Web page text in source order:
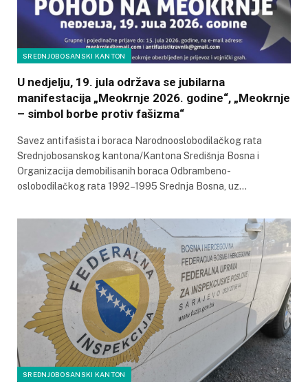
SREDNJOBOSANSKI KANTON
U nedjelju, 19. jula održava se jubilarna
manifestacija „Meokrnje 2026. godine“, „Meokrnje
– simbol borbe protiv fašizma“
Savez antifašista i boraca Narodnooslobodilačkog rata
Srednjobosanskog kantona/Kantona Središnja Bosna i
Organizacija demobilisanih boraca Odbrambeno-
oslobodilačkog rata 1992–1995 Srednja Bosna, uz…
SREDNJOBOSANSKI KANTON